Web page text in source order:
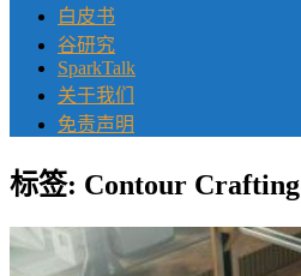
白皮书
谷研究
SparkTalk
关于我们
免责声明
标签: Contour Crafting